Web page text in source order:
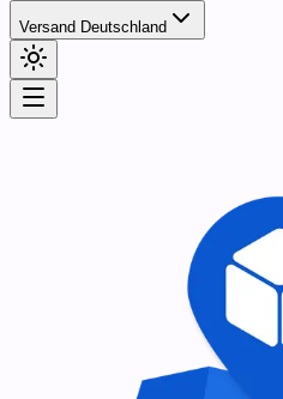
Versand Deutschland